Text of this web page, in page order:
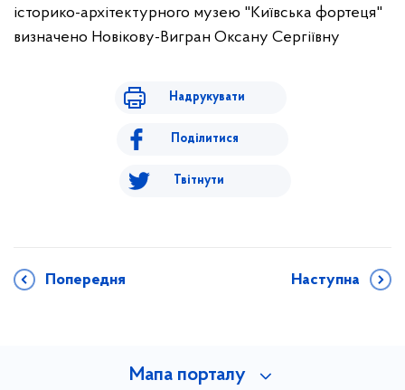
історико-архітектурного музею "Київська фортеця"
визначено Новікову-Вигран Оксану Сергіївну
Надрукувати
Поділитися
Твітнути
Попередня Наступна
Мапа порталу